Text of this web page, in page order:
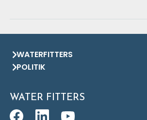
WATERFITTERS
POLITIK
WATER FITTERS